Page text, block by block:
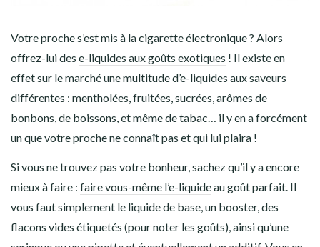
Votre proche s’est mis à la cigarette électronique ? Alors
offrez-lui des e-liquides aux goûts exotiques ! Il existe en
effet sur le marché une multitude d’e-liquides aux saveurs
différentes : mentholées, fruitées, sucrées, arômes de
bonbons, de boissons, et même de tabac… il y en a forcément
un que votre proche ne connaît pas et qui lui plaira !
Si vous ne trouvez pas votre bonheur, sachez qu’il y a encore
mieux à faire : faire vous-même l’e-liquideau goût parfait. Il
vous faut simplement le liquide de base, un booster, des
flacons vides étiquetés (pour noter les goûts), ainsi qu’une